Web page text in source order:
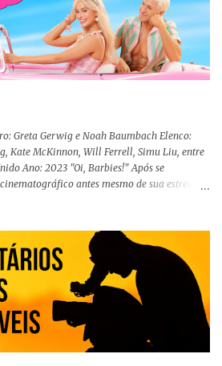
Greta Gerwig e Noah Baumbach Elenco:
Kate McKinnon, Will Ferrell, Simu Liu, entre
Ano: 2023 "Oi, Barbies!" Após se
antes mesmo de sua estreia,
o longa, dirigido por Greta Gerwig (
tudo e entregou mais ainda, se provando o
de criatividade, humor e sem medo de não se
temas complexos com críticas potentes. Já
feminista, Gerwig traz uma reflexão de
mundo moderno, desenvolvendo a
ou negativo, da boneca na vida das
de nostalgia multigeracional. Na